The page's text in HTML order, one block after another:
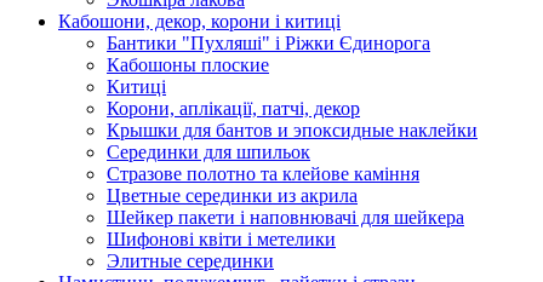
Кабошони, декор, корони і китиці
Бантики "Пухляші" і Ріжки Єдинорога
Кабошоны плоские
Китиці
Корони, аплікації, патчі, декор
Крышки для бантов и эпоксидные наклейки
Серединки для шпильок
Стразове полотно та клейове каміння
Цветные серединки из акрила
Шейкер пакети і наповнювачі для шейкера
Шифонові квіти і метелики
Элитные серединки